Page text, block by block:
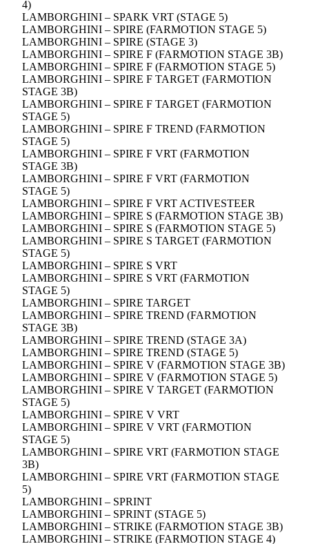
4)
LAMBORGHINI – SPARK VRT (STAGE 5)
LAMBORGHINI – SPIRE (FARMOTION STAGE 5)
LAMBORGHINI – SPIRE (STAGE 3)
LAMBORGHINI – SPIRE F (FARMOTION STAGE 3B)
LAMBORGHINI – SPIRE F (FARMOTION STAGE 5)
LAMBORGHINI – SPIRE F TARGET (FARMOTION
STAGE 3B)
LAMBORGHINI – SPIRE F TARGET (FARMOTION
STAGE 5)
LAMBORGHINI – SPIRE F TREND (FARMOTION
STAGE 5)
LAMBORGHINI – SPIRE F VRT (FARMOTION
STAGE 3B)
LAMBORGHINI – SPIRE F VRT (FARMOTION
STAGE 5)
LAMBORGHINI – SPIRE F VRT ACTIVESTEER
LAMBORGHINI – SPIRE S (FARMOTION STAGE 3B)
LAMBORGHINI – SPIRE S (FARMOTION STAGE 5)
LAMBORGHINI – SPIRE S TARGET (FARMOTION
STAGE 5)
LAMBORGHINI – SPIRE S VRT
LAMBORGHINI – SPIRE S VRT (FARMOTION
STAGE 5)
LAMBORGHINI – SPIRE TARGET
LAMBORGHINI – SPIRE TREND (FARMOTION
STAGE 3B)
LAMBORGHINI – SPIRE TREND (STAGE 3A)
LAMBORGHINI – SPIRE TREND (STAGE 5)
LAMBORGHINI – SPIRE V (FARMOTION STAGE 3B)
LAMBORGHINI – SPIRE V (FARMOTION STAGE 5)
LAMBORGHINI – SPIRE V TARGET (FARMOTION
STAGE 5)
LAMBORGHINI – SPIRE V VRT
LAMBORGHINI – SPIRE V VRT (FARMOTION
STAGE 5)
LAMBORGHINI – SPIRE VRT (FARMOTION STAGE
3B)
LAMBORGHINI – SPIRE VRT (FARMOTION STAGE
5)
LAMBORGHINI – SPRINT
LAMBORGHINI – SPRINT (STAGE 5)
LAMBORGHINI – STRIKE (FARMOTION STAGE 3B)
LAMBORGHINI – STRIKE (FARMOTION STAGE 4)